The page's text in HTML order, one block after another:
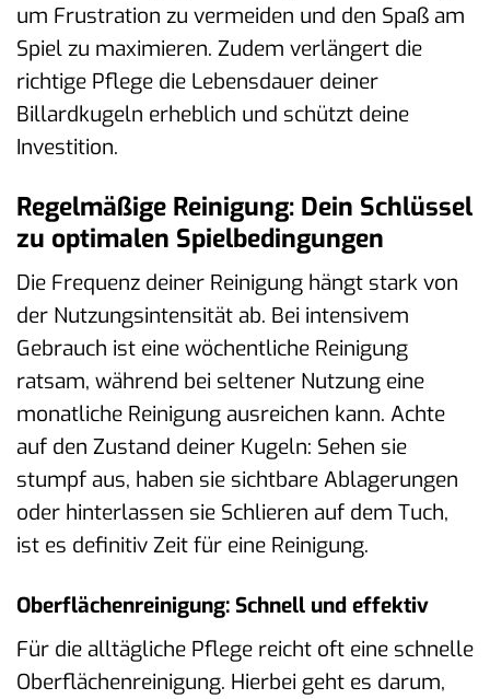
um Frustration zu vermeiden und den Spaß am
Spiel zu maximieren. Zudem verlängert die
richtige Pflege die Lebensdauer deiner
Billardkugeln erheblich und schützt deine
Investition.
Regelmäßige Reinigung: Dein Schlüssel
zu optimalen Spielbedingungen
Die Frequenz deiner Reinigung hängt stark von
der Nutzungsintensität ab. Bei intensivem
Gebrauch ist eine wöchentliche Reinigung
ratsam, während bei seltener Nutzung eine
monatliche Reinigung ausreichen kann. Achte
auf den Zustand deiner Kugeln: Sehen sie
stumpf aus, haben sie sichtbare Ablagerungen
oder hinterlassen sie Schlieren auf dem Tuch,
ist es definitiv Zeit für eine Reinigung.
Oberflächenreinigung: Schnell und effektiv
Für die alltägliche Pflege reicht oft eine schnelle
Oberflächenreinigung. Hierbei geht es darum,